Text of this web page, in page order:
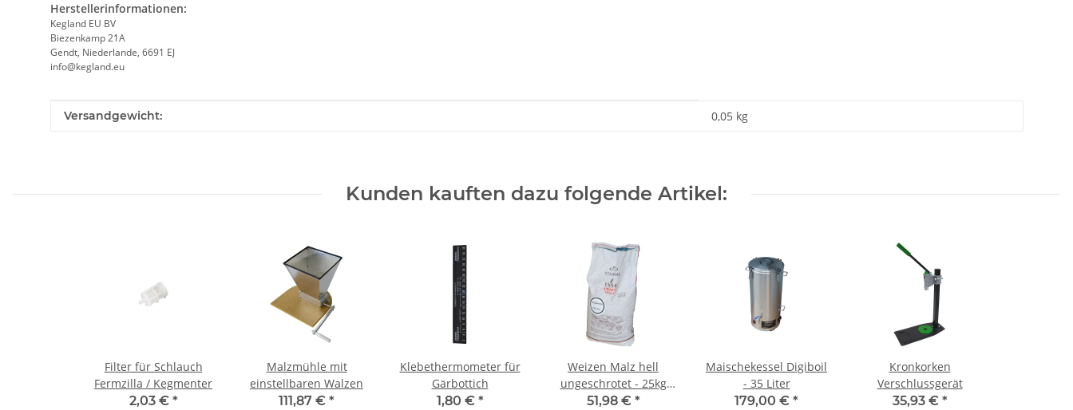
Herstellerinformationen:
Kegland EU BV
Biezenkamp 21A
Gendt, Niederlande, 6691 EJ
info@kegland.eu
Produkteigenschaft
Wert
Versandgewicht: 0,05 kg
Kunden kauften dazu folgende Artikel:
Filter für Schlauch
Fermzilla / Kegmenter
2,03 € *
Malzmühle mit
einstellbaren Walzen
111,87 € *
Klebethermometer für
Gärbottich
1,80 € *
Weizen Malz hell
ungeschrotet - 25kg
Sack
51,98 € *
Maischekessel Digiboil
- 35 Liter
179,00 € *
Kronkorken
Verschlussgerät
35,93 € *